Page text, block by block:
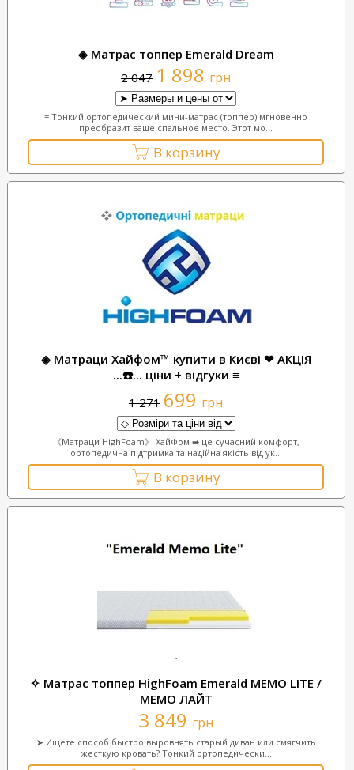
◈ Матрас топпер Emerald Dream
2 047 1 898 грн
≡ Тонкий ортопедический мини-матрас (топпер) мгновенно
преобразит ваше спальное место. Этот мо...
В корзину
◈ Матраци Хайфом™ купити в Києві ❤ АКЦІЯ
...☎️... ціни + відгуки ≡
1 271 699 грн
《Матраци HighFoam》 ХайФом ➡ це сучасний комфорт,
ортопедична підтримка та надійна якість від ук...
В корзину
✧ Матрас топпер HighFoam Emerald MEMO LITE /
МЕМО ЛАЙТ
3 849 грн
➤ Ищете способ быстро выровнять старый диван или смягчить
жесткую кровать? Тонкий ортопедически...